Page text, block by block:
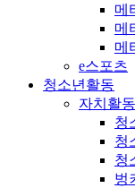
메
메
메
e스포츠
청소년활동
자치활
청
청
청
벙